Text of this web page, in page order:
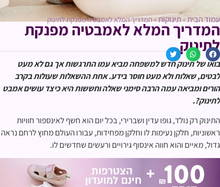
עמוד הבית»תינוקות»המדריך המלא לאמבטיה מפנקת לתינוק
המדריך המלא לאמבטיה מפנקת
לתינוק
בואו של תינוק חדש למשפחה מביא עמו התרגשות אך גם לא מעט
לבטים, שאלות ולא מעט חוסר בידע. אחת ההשאלות שעולות בקרב
הורים ומביאה עמה הרבה סימני שאלה וחששות היא כיצד עושים אמבט
לתינוק?.
התינוק רק נולד, גופו עדין ושברירי, בכל יום הוא חשף לאינספור חוויות
ראשוניות, חלקן נעימות לו וחלקן מפחידות, עבורו העולם מחוץ לרחם נראה
גדול, מאיים והוא חווה אינסוף גירויים ורעשים שחדשים לו.